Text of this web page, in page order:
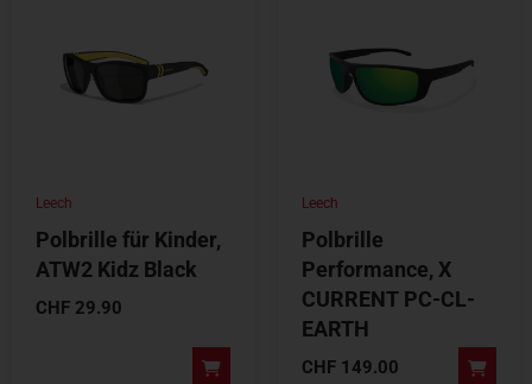
Leech
Polbrille für Kinder,
ATW2 Kidz Black
CHF 29.90
Leech
Polbrille
Performance, X
CURRENT PC-CL-
EARTH
CHF 149.00